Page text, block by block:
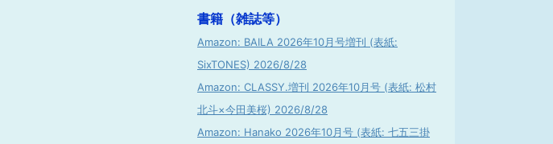
書籍（雑誌等）
Amazon: BAILA 2026年10月号増刊 (表紙:
SixTONES) 2026/8/28
Amazon: CLASSY.増刊 2026年10月号 (表紙: 松村
北斗×今田美桜) 2026/8/28
Amazon: Hanako 2026年10月号 (表紙: 七五三掛